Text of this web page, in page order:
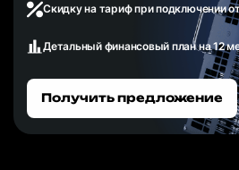
Скидку на тариф при подключении
Детальный финансовый план на 12
Получить предложение